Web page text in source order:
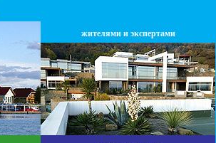
жителями и экспертами